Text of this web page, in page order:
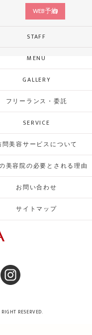
WEB予約
STAFF
MENU
GALLERY
フリーランス・委託
SERVICE
問美容サービスについて
美容院の必要とされる理由
お問い合わせ
サイトマップ
RESERVED.